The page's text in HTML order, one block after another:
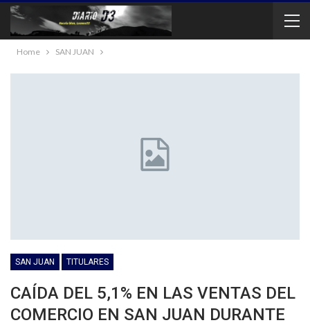
Home SAN JUAN
SAN JUAN TITULARES
CAÍDA DEL 5,1% EN LAS VENTAS DEL
COMERCIO EN SAN JUAN DURANTE